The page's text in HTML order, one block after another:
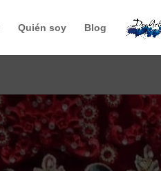
Quién soy Blog